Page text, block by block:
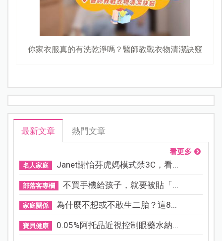
你家衣服真的有洗乾淨嗎？醫師教戰衣物清潔訣竅
最新文章 熱門文章
看更多
名人家庭 Janet謝怡芬虎媽模式禁3C，看...
部落客專欄 不買手機給孩子，就要被貼「...
家庭關係 為什麼不想或不敢生二胎？這8...
寶貝健康 0.05%阿托品近視控制眼藥水納...